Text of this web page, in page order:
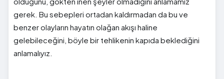
gerek. Bu sebepleri ortadan kaldırmadan da bu ve
benzer olayların hayatın olağan akışı haline
gelebileceğini, böyle bir tehlikenin kapıda beklediğini
anlamalıyız.